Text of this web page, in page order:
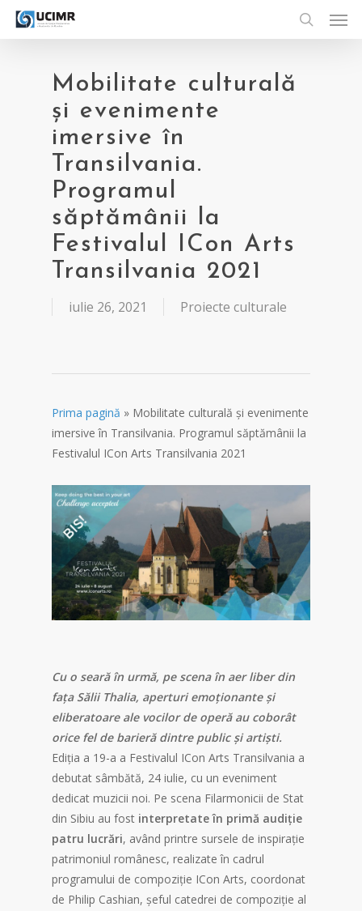
Skip
search
Mobilitate culturală
și evenimente
imersive în
Transilvania.
Programul
săptămânii la
Festivalul ICon Arts
Transilvania 2021
iulie 26, 2021 Proiecte culturale
Prima pagină » Mobilitate culturală și evenimente
imersive în Transilvania. Programul săptămânii la
Festivalul ICon Arts Transilvania 2021
Cu o seară în urmă, pe scena în aer liber din
fața Sălii Thalia, aperturi emoționante și
eliberatoare ale vocilor de operă au coborât
orice fel de barieră dintre public și artiști.
Ediția a 19-a a Festivalul ICon Arts Transilvania a
debutat sâmbătă, 24 iulie, cu un eveniment
dedicat muzicii noi. Pe scena Filarmonicii de Stat
din Sibiu au fost interpretate în primă audiție
patru lucrări, având printre sursele de inspirație
patrimoniul românesc, realizate în cadrul
programului de compoziție ICon Arts, coordonat
de Philip Cashian, șeful catedrei de compoziție al